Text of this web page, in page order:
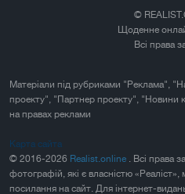
©
Щоденне
Всі права
Матеріали під рубриками "Реклама",
проекту", "Партнер проекту", "Новини
на правах реклами
Карта сайта
© 2016-2026 Realist.online . Всі права
фотографій, які є власністю
посилання на сайт. Для інтернет-